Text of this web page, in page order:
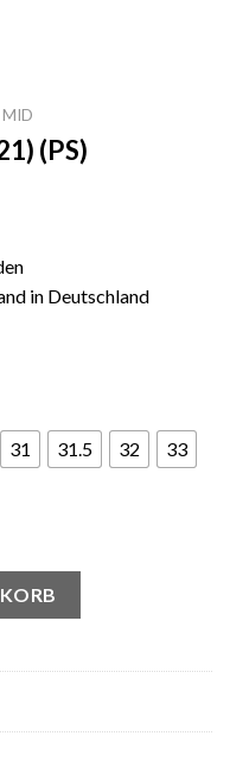
MID
(PS)
in Deutschland
31 31.5 32
33